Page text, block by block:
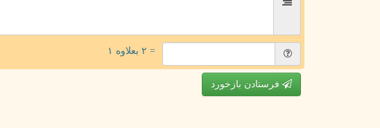
= ۲ بعلاوه ۱
فرستادن بازخورد